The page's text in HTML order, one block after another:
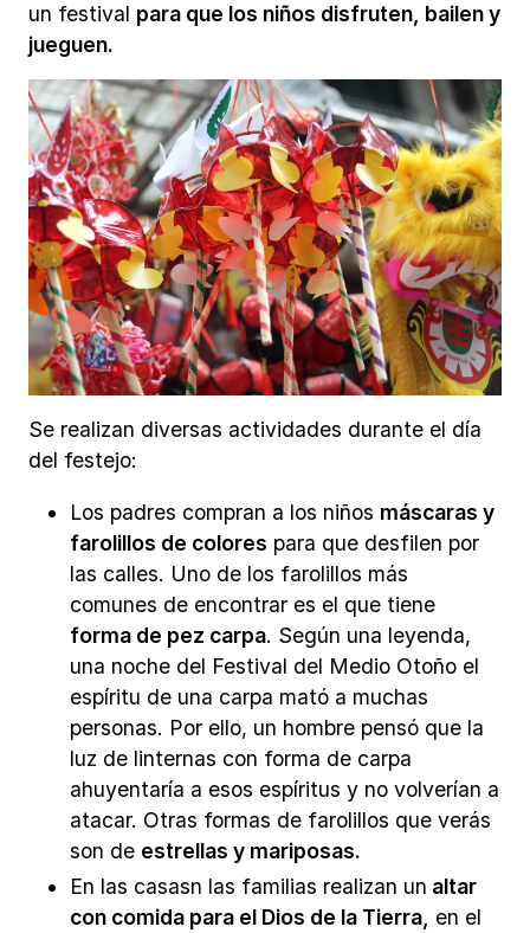
un festival para que los niños disfruten, bailen y
jueguen.
Se realizan diversas actividades durante el día
del festejo:
Los padres compran a los niños máscaras y
farolillos de colores para que desfilen por
las calles. Uno de los farolillos más
comunes de encontrar es el que tiene
forma de pez carpa. Según una leyenda,
una noche del Festival del Medio Otoño el
espíritu de una carpa mató a muchas
personas. Por ello, un hombre pensó que la
luz de linternas con forma de carpa
ahuyentaría a esos espíritus y no volverían a
atacar. Otras formas de farolillos que verás
son de estrellas y mariposas.
En las casasn las familias realizan un altar
con comida para el Dios de la Tierra, en el